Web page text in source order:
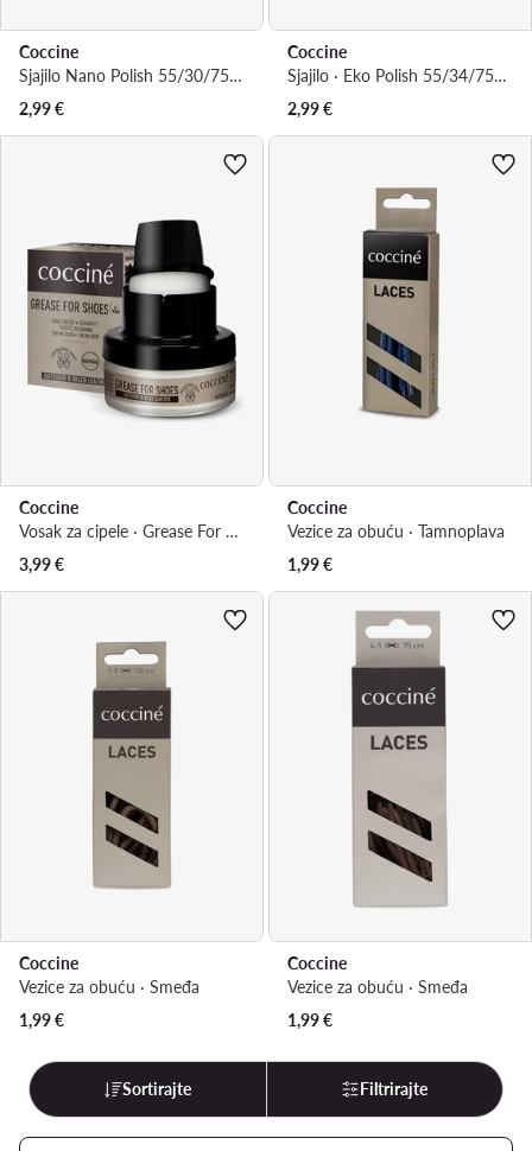
Coccine
Sjajilo Nano Polish 55/30/75/01/Z/V4
2,99€
Coccine
Sjajilo · Eko Polish 55/34/75/01/Z/v5
2,99€
Coccine
Vosak za cipele · Grease For Shoes 55/29/50/01/Z/v4
3,99€
Coccine
Vezice za obuću · Tamnoplava
1,99€
Coccine
Vezice za obuću · Smeđa
1,99€
Coccine
Vezice za obuću · Smeđa
1,99€
Sortirajte Filtrirajte